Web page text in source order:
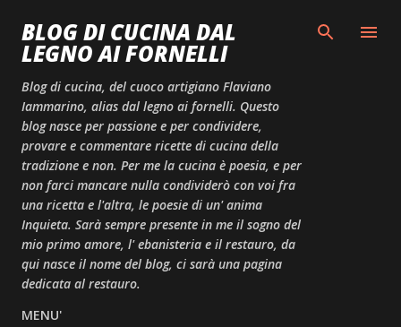
Passa ai contenuti principali
BLOG DI CUCINA DAL
LEGNO AI FORNELLI
Blog di cucina, del cuoco artigiano Flaviano
Iammarino, alias dal legno ai fornelli. Questo
blog nasce per passione e per condividere,
provare e commentare ricette di cucina della
tradizione e non. Per me la cucina è poesia, e per
non farci mancare nulla condividerò con voi fra
una ricetta e l'altra, le poesie di un' anima
Inquieta. Sarà sempre presente in me il sogno del
mio primo amore, l' ebanisteria e il restauro, da
qui nasce il nome del blog, ci sarà una pagina
dedicata al restauro.
MENU'